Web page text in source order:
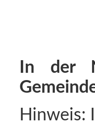
In der
Hinweis: